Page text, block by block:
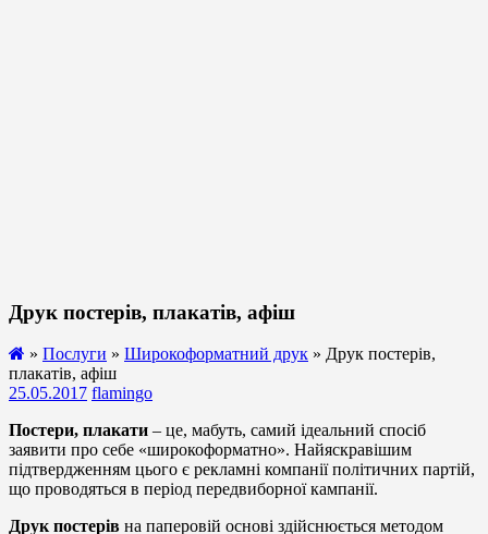
Друк постерів, плакатів, афіш
» Послуги » Широкоформатний друк » Друк постерів,
плакатів, афіш
25.05.2017 flamingo
Постери, плакати – це, мабуть, самий ідеальний спосіб
заявити про себе «широкоформатно». Найяскравішим
підтвердженням цього є рекламні компанії політичних партій,
що проводяться в період передвиборної кампанії.
Друк постерів на паперовій основі здійснюється методом